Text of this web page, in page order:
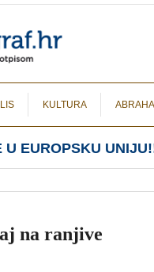
KULTURA
U EUROPSKU
na ranjive